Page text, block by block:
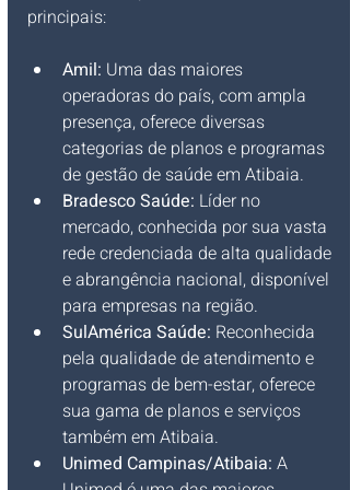
principais:
Amil: Uma das maiores
operadoras do país, com ampla
presença, oferece diversas
categorias de planos e programas
de gestão de saúde em Atibaia.
Bradesco Saúde: Líder no
mercado, conhecida por sua vasta
rede credenciada de alta qualidade
e abrangência nacional, disponível
para empresas na região.
SulAmérica Saúde: Reconhecida
pela qualidade de atendimento e
programas de bem-estar, oferece
sua gama de planos e serviços
também em Atibaia.
Unimed Campinas/Atibaia: A